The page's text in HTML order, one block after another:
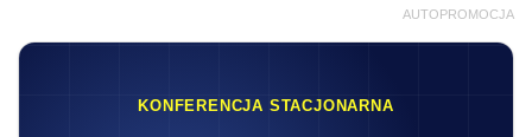
AUTOPROMOCJA
KONFERENCJA STACJONARNA